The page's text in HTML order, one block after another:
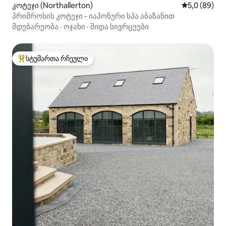
კოტეჯი (Northallerton) საშუალო
5,0 (89)
პრიმროსის კოტეჯი - იაპონური სპა აბაზანით
მდებარეობა · ოჯახი · შიდა სივრცეები
სტუმართა რჩეული მოწინავე ვარიანტი
სტუმართა რჩეული